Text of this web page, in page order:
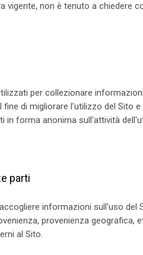
vigente, non è tenuto a chiedere
per collezionare
di migliorare l'utilizzo del Sito
in forma anonima sull'attività
parti
informazioni sull'uso
provenienza geografica,
al Sito.